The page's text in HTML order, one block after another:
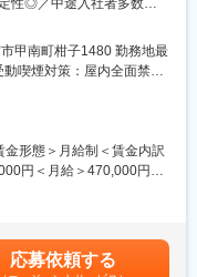
大きくスキルアップでき
く、自分なりの創意工夫
単位での表彰制度もあ
す。
経たのち、本社で1か月弱
中はホテル滞在）。契約
性◎／中途入社者多数で
として、経理・財務業務
値管理や分析を通じて、
だきます。
算業務
甲南町柑子1480 勤務地最
喫煙対策：屋内全面禁煙
形態＞月給制＜賃金内訳
円＜月給＞470,000円～
額)は固定手当を含めた表記
応募依頼する